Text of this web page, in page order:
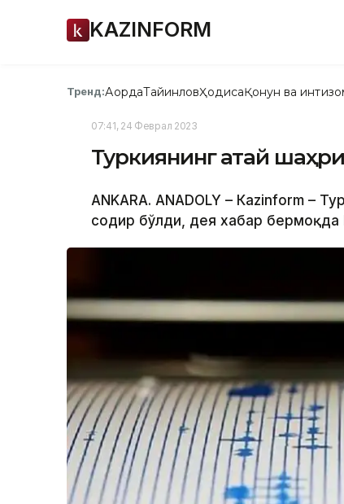
KAZINFORM
Тренд:АқордаТайинловҲодисаҚонун ва
07:41, 24 Феврал 2023
Туркиянинг Ҳатай
АNKARA. АNADOLY – Кazinform –
содир бўлди, дея хабар бермоқда